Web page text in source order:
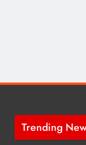
Trending